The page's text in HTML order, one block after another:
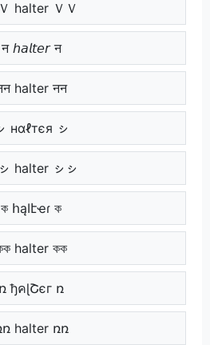
halter ＶＶ
न 𝘩𝘢𝘭𝘵𝘦𝘳 न
halter नन
нαℓтєя ㇱ
halter ㇱㇱ
ক հąӀէҽɾ ক
halter কক
ռ ђคɭՇєг ռ
halter ռռ